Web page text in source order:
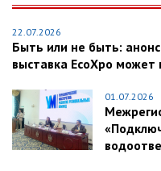
22.07.2026
Быть или не быть:
выставка EcoXpo может
01.07.2026